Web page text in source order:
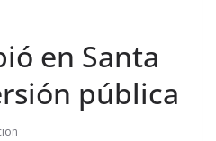
en Santa
pública